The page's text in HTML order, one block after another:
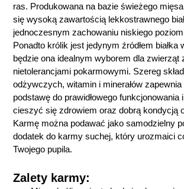
ras. Produkowana na bazie świeżego
się wysoką zawartością lekkostrawnego
jednoczesnym zachowaniu niskiego
Ponadto królik jest jedynym źródłem białka
będzie ona idealnym wyborem dla zwierząt
nietolerancjami pokarmowymi. Szereg
odżywczych, witamin i minerałów zapewnia
podstawę do prawidłowego funkcjonowania
cieszyć się zdrowiem oraz dobrą kondycją
Karmę można podawać jako samodzielny
dodatek do karmy suchej, który urozmaici
Twojego pupila.
Zalety karmy: